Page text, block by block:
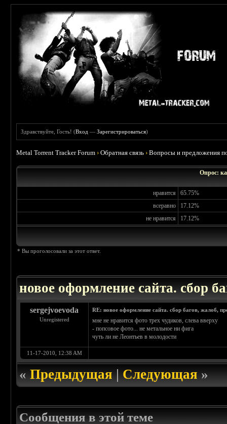
Здравствуйте, Гость! (Вход —Зарегистрироваться)
Metal Torrent Tracker Forum ›Обратная связь ›Вопросы и предложения
Опрос:
нравится
65.75%
всеравно
17.12%
не нравится
17.12%
* Вы проголосовали за этот ответ.
новое оформление сайта. сбор
sergejvoevoda
Unregistered
RE: новое оформление сайта. сбор багов, жалоб,
мне не нравится фото трех чудиков, слева вверху
- попсовое фото... не метальное ни фига
чуть ли не Леонтьев в молодости
11-17-2010, 12:38 AM
«Предыдущая|Следующая»
Сообщения в этой теме